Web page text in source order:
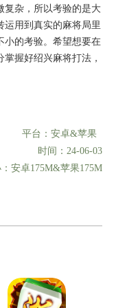
复杂，所以考验的是大
运用到真实的麻将局里
小的考验。希望想要在
握好绍兴麻将打法，
平台：安卓&苹果
时间：24-06-03
安卓175M&苹果175M